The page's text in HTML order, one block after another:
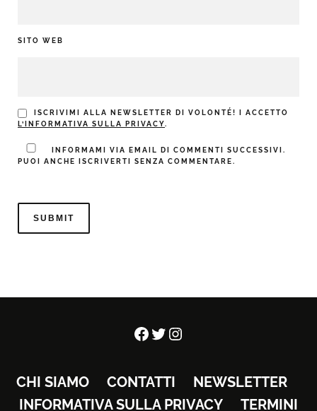
SITO WEB
ISCRIVIMI ALLA NEWSLETTER DI VOLONTÉ! I ACCETTO
L’INFORMATIVA SULLA PRIVACY.
INFORMAMI VIA EMAIL DI COMMENTI SUCCESSIVI.
PUOI ANCHE ISCRIVERTI SENZA COMMENTARE.
Facebook
Twitter
Instagram
CHI SIAMO CONTATTI
NEWSLETTER
INFORMATIVA SULLA PRIVACY
TERMINI